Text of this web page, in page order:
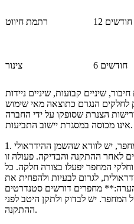
רתמת חיווט 12 חודשים
צינור 6 חודשים
שיניים קבועות, שיניים ניידות
לחלקים הנגרם כתוצאה מאי שימוש
הצנרת שסופקו על ידי החברה
אינו מכוסה במסגרת יישוב התביעות.
1. בעת התקנת מחפר כלונסאות על מחפר, יש לוודא שהשמן ההידראולי
לאחר ההתקנה והבדיקה. פעולה זו
המחפר יפעלו בצורה חלקה. כל
לגרום לבעיות ולהפחית את
מחפרים דורשים סטנדרטים
יש לבדוק ולתקן היטב לפני
ההתקנה.